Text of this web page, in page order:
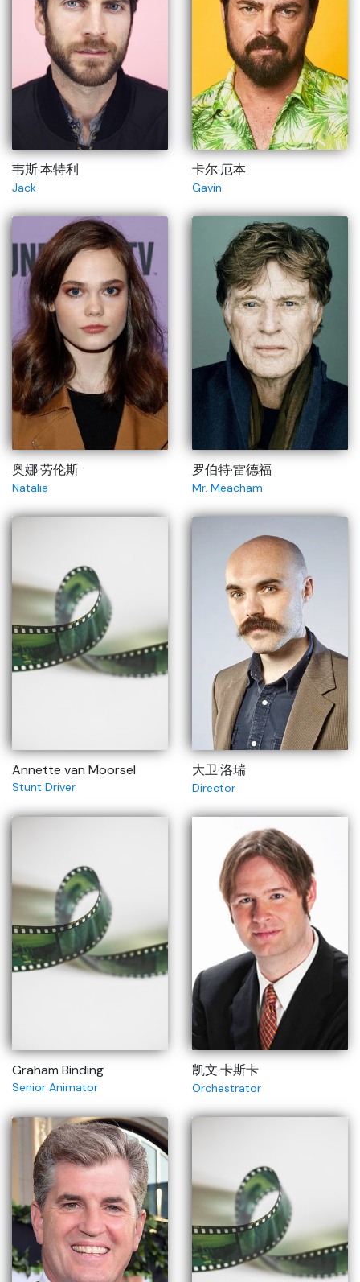
韦斯·本特利
Jack
卡尔·厄本
Gavin
奥娜·劳伦斯
Natalie
罗伯特·雷德福
Mr. Meacham
Annette van Moorsel
Stunt Driver
大卫·洛瑞
Director
Graham Binding
Senior Animator
凯文·卡斯卡
Orchestrator